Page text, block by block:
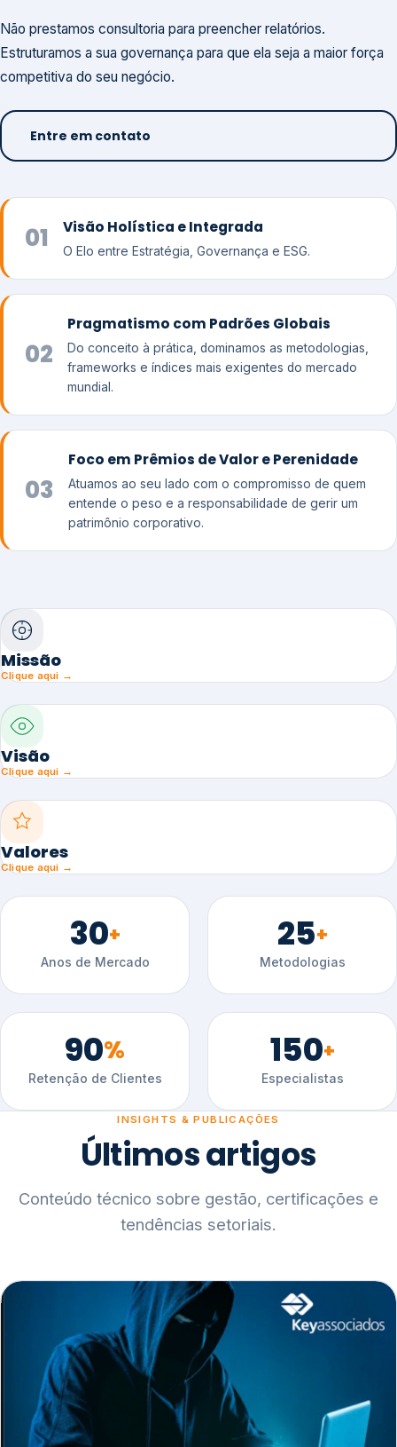
Não prestamos consultoria para preencher relatórios.
Estruturamos a sua governança para que ela seja a maior força
competitiva do seu negócio.
Entre em contato
01 Visão Holística e Integrada
O Elo entre Estratégia, Governança e ESG.
02
Pragmatismo com Padrões Globais
Do conceito à prática, dominamos as metodologias,
frameworks e índices mais exigentes do mercado
mundial.
03
Foco em Prêmios de Valor e Perenidade
Atuamos ao seu lado com o compromisso de quem
entende o peso e a responsabilidade de gerir um
patrimônio corporativo.
Missão
Clique aqui →
Visão
Clique aqui →
Valores
Clique aqui →
30+
Anos de Mercado
25+
Metodologias
90%
Retenção de Clientes
150+
Especialistas
INSIGHTS & PUBLICAÇÕES
Últimos artigos
Conteúdo técnico sobre gestão, certificações e
tendências setoriais.